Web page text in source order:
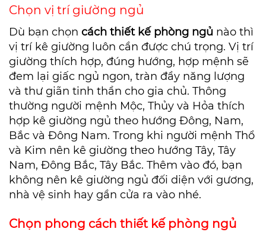
Chọn vị trí giường ngủ
Dù bạn chọn cách thiết kế phòng ngủ nào thì
vị trí kê giường luôn cần được chú trọng. Vị trí
giường thích hợp, đúng hướng, hợp mệnh sẽ
đem lại giấc ngủ ngon, tràn đầy năng lượng
và thư giãn tinh thần cho gia chủ. Thông
thường người mệnh Mộc, Thủy và Hỏa thích
hợp kê giường ngủ theo hướng Đông, Nam,
Bắc và Đông Nam. Trong khi người mệnh Thổ
và Kim nên kê giường theo hướng Tây, Tây
Nam, Đông Bắc, Tây Bắc. Thêm vào đó, bạn
không nên kê giường ngủ đối diện với gương,
nhà vệ sinh hay gần cửa ra vào nhé.
Chọn phong cách thiết kế phòng ngủ